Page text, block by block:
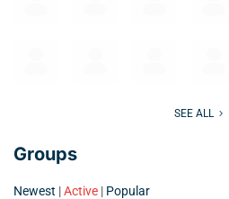
SEE ALL
Groups
Newest |Active | Popular